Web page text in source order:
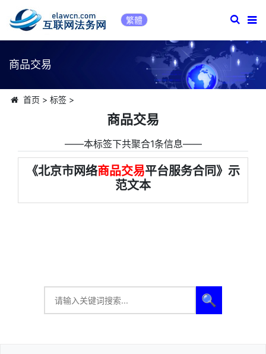
繁體
商品交易
首页 > 标签>
商品交易
――本标签下共聚合1条信息――
《北京市网络商品交易平台服务合同》示
范文本
🔍